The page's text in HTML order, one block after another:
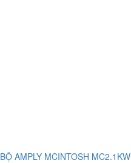
BỘ AMPLY MCINTOSH MC2.1KW